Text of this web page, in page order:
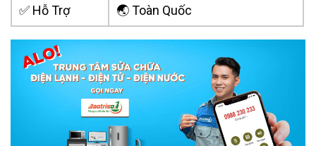
✅ Hỗ Trợ 🌏 Toàn Quốc